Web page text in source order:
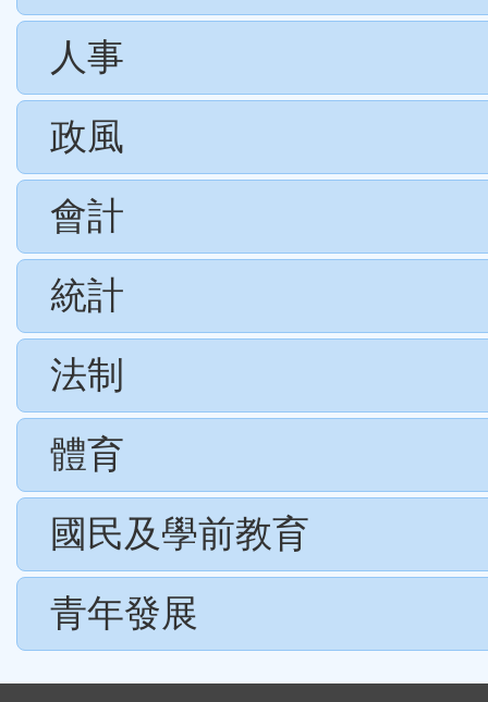
人事
政風
會計
統計
法制
體育
國民及學前教育
青年發展